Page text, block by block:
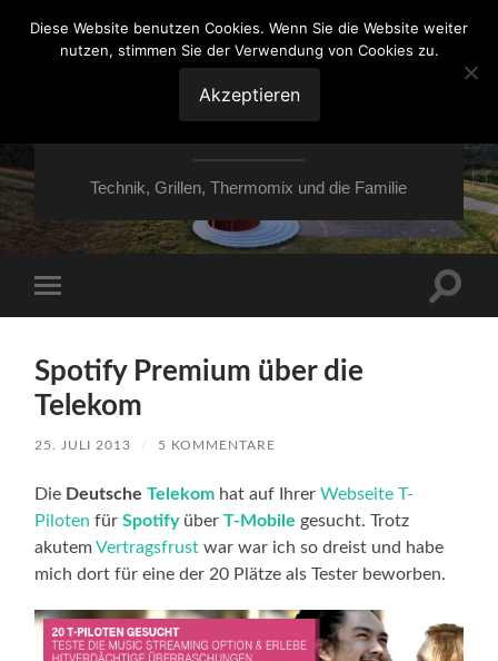
VON ESSEN ÜBER
HESSEN NACH
MOERS
Technik, Grillen, Thermomix und die Familie
Menü
Spotify Premium über die
Telekom
25. JULI 2013 / 5 KOMMENTARE
Die DeutscheTelekom hat auf IhrerWebseite T-
Piloten fürSpotifyüberT-Mobile gesucht. Trotz
akutemVertragsfrust war war ich so dreist und habe
mich dort für eine der 20 Plätze als Tester beworben.
Diese Website benutzen Cookies. Wenn Sie die Website weiter
nutzen, stimmen Sie der Verwendung von Cookies zu.
Akzeptieren